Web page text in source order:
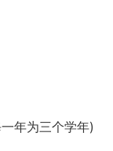
年为三个学年)